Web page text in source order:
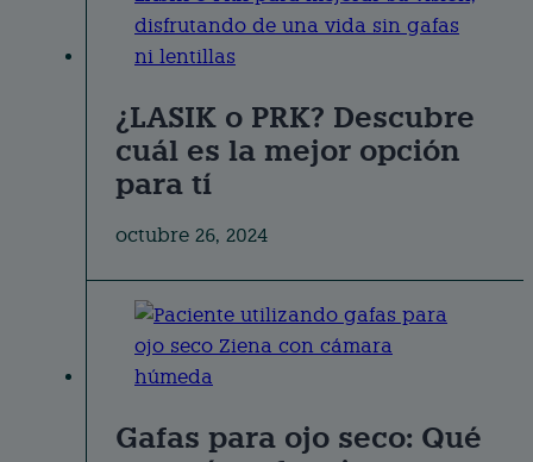
¿LASIK o PRK? Descubre
cuál es la mejor opción
para tí
octubre 26, 2024
Gafas para ojo seco: Qué